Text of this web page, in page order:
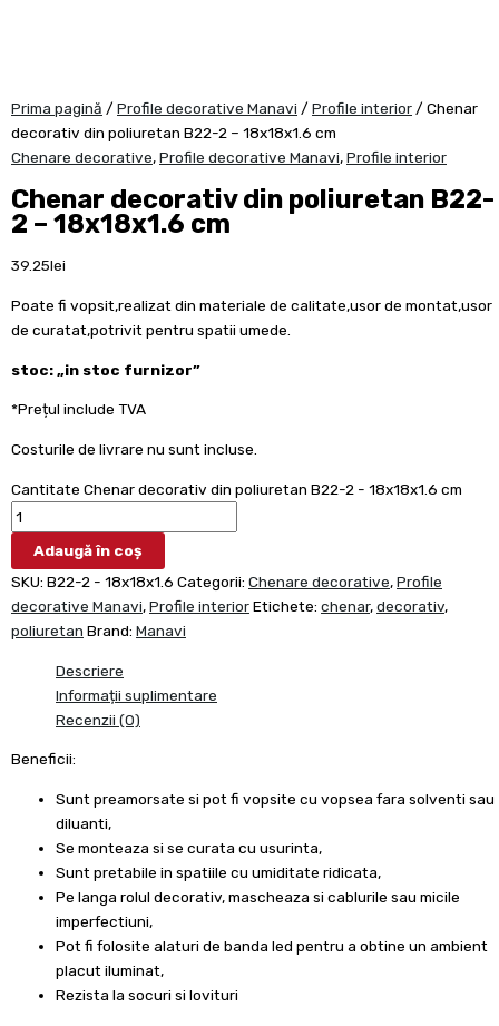
Prima pagină / Profile decorative Manavi / Profile interior / Chenar
decorativ din poliuretan B22-2 – 18x18x1.6 cm
Chenare decorative,Profile decorative Manavi,Profile interior
Chenar decorativ din poliuretan B22-
2 – 18x18x1.6 cm
39.25lei
Poate fi vopsit,realizat din materiale de calitate,usor de montat,usor
de curatat,potrivit pentru spatii umede.
stoc: „in stoc furnizor”
*Prețul include TVA
Costurile de livrare nu sunt incluse.
Cantitate Chenar decorativ din poliuretan B22-2 - 18x18x1.6 cm
Adaugă în coș
SKU: B22-2 - 18x18x1.6 Categorii: Chenare decorative,Profile
decorative Manavi,Profile interiorEtichete: chenar,decorativ,
poliuretan Brand: Manavi
Descriere
Informații suplimentare
Recenzii (0)
Beneficii:
Sunt preamorsate si pot fi vopsite cu vopsea fara solventi sau
diluanti,
Se monteaza si se curata cu usurinta,
Sunt pretabile in spatiile cu umiditate ridicata,
Pe langa rolul decorativ, mascheaza si cablurile sau micile
imperfectiuni,
Pot fi folosite alaturi de banda led pentru a obtine un ambient
placut iluminat,
Rezista la socuri si lovituri